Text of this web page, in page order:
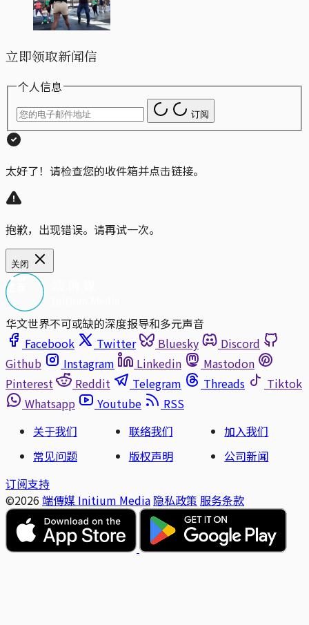
立即领取新闻信
个人信息
订阅
太好了！请检查您的收件箱并点击链接。
抱歉，出现错误。请再试一次。
关闭
华文世界不可或缺的深度报导和多元声音
Facebook
Twitter Bluesky
Discord
Github
Instagram Linkedin
Mastodon
Pinterest
Reddit Telegram Threads
Tiktok
Whatsapp
Youtube
RSS
关于我们
联络我们
加入我们
常见问题
版权声明
公司新闻
订阅支持
©2026 端傳媒 Initium Media 隐私政策 服务条款